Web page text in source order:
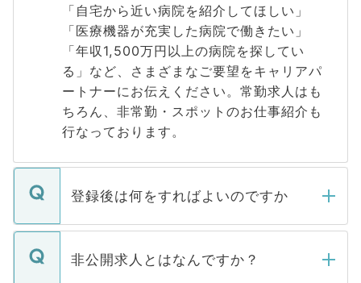
「自宅から近い病院を紹介してほしい」
「医療機器が充実した病院で働きたい」
「年収1,500万円以上の病院を探してい
る」など、さまざまなご要望をキャリアパ
ートナーにお伝えください。常勤求人はも
ちろん、非常勤・スポットのお仕事紹介も
行なっております。
登録後は何をすればよいのですか
ご登録いただきましたら、弊社担当者がご
登録内容を確認し、その後メールもしくは
非公開求人とはなんですか？